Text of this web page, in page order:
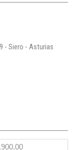
- Siero - Asturias